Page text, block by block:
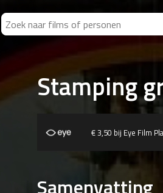
Stamping
€ 3,50 bij Eye Film
Samenvatting